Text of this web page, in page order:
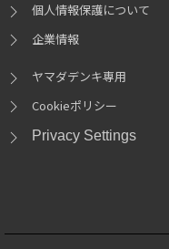
個人情報保護について
企業情報
ヤマダデンキ専用
Cookieポリシー
Privacy Settings